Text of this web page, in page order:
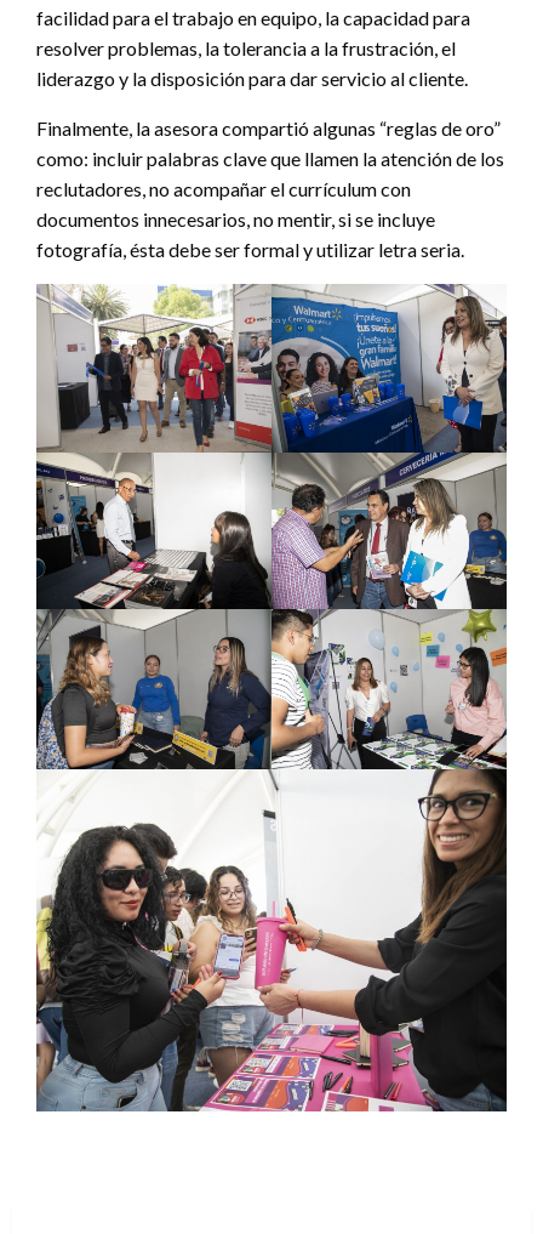
facilidad para el trabajo en equipo, la capacidad para
resolver problemas, la tolerancia a la frustración, el
liderazgo y la disposición para dar servicio al cliente.
Finalmente, la asesora compartió algunas “reglas de oro”
como: incluir palabras clave que llamen la atención de los
reclutadores, no acompañar el currículum con
documentos innecesarios, no mentir, si se incluye
fotografía, ésta debe ser formal y utilizar letra seria.